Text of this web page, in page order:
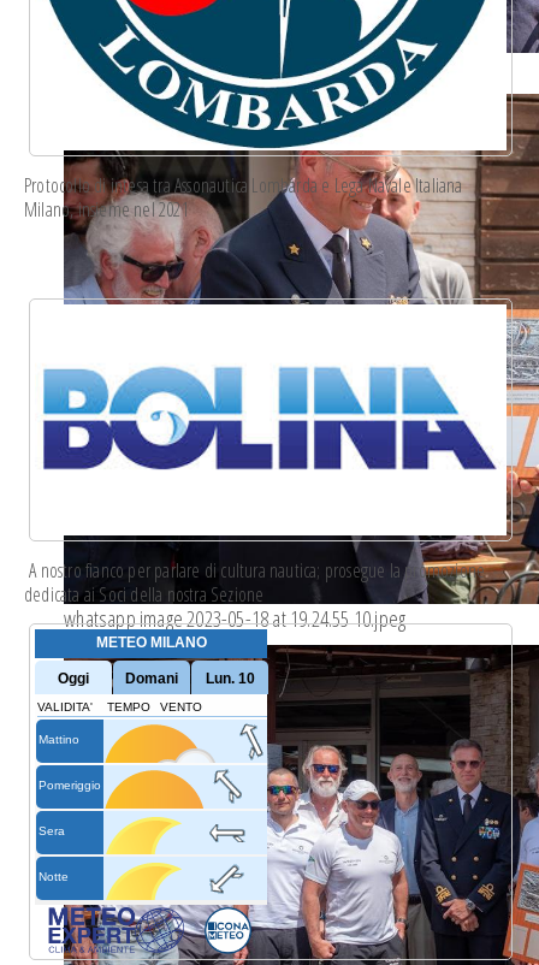
whatsapp image 2023-05-18 at 19.24.55 9.jpeg
whatsapp image 2023-05-18 at 19.24.55 10.jpeg
Protocollo di intesatra Assonautica Lombarda e Lega Navale Italiana
Milano, insieme nel 2021
A nostro fianco per parlare di cultura nautica; prosegue lapromozione
dedicataai Soci della nostra Sezione